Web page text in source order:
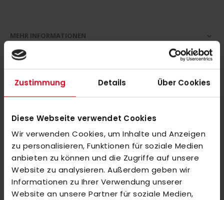
Zustimmung Details Über Cookies
Diese Webseite verwendet Cookies
Wir verwenden Cookies, um Inhalte und Anzeigen
zu personalisieren, Funktionen für soziale Medien
anbieten zu können und die Zugriffe auf unsere
Website zu analysieren. Außerdem geben wir
Informationen zu Ihrer Verwendung unserer
Website an unsere Partner für soziale Medien,
MEHR INFORMATIONEN
BEWERTUNGEN
ÄHNLICHE PRODUKTE
Markieren Sie die Artikel, um Sie dem Warenkorb hinzuzufügen
15,00 €
adidas ENT22 WOVEN SHORT red M